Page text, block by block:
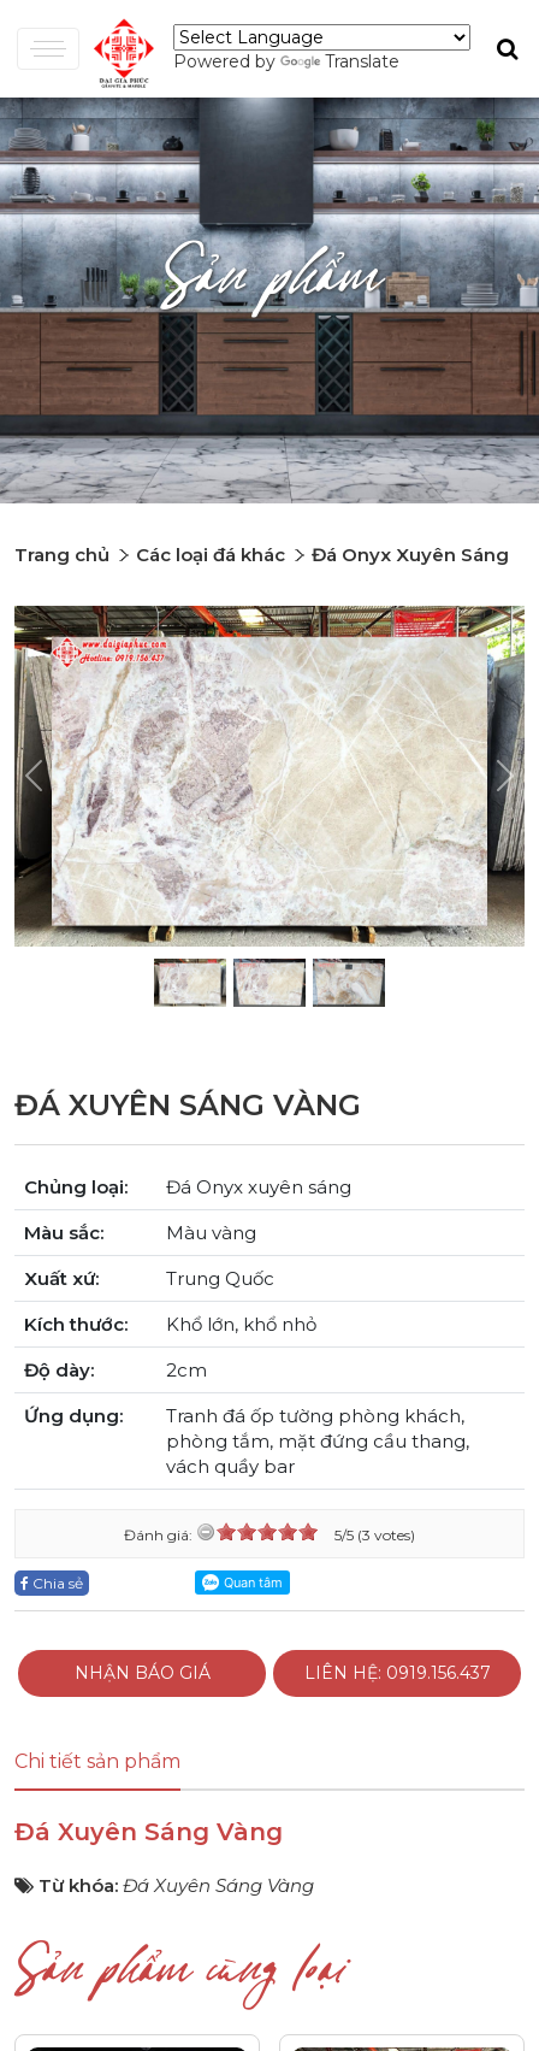
Powered by Translate
Sản phẩm
Trang chủ Các loại đá khác Đá Onyx Xuyên Sáng
Previous
ĐÁ XUYÊN SÁNG VÀNG
Chủng loại:
Đá Onyx xuyên sáng
Màu sắc:
Màu vàng
Xuất xứ:
Trung Quốc
Kích thước:
Khổ lớn, khổ nhỏ
Độ dày:
2cm
Ứng dụng:
Tranh đá ốp tường phòng khách,
phòng tắm, mặt đứng cầu thang,
vách quầy bar
Đánh giá: 5/5 (3 votes)
Chia sẻ
NHẬN BÁO GIÁ LIÊN HỆ: 0919.156.437
Chi tiết sản phẩm
Đá Xuyên Sáng Vàng
Từ khóa: Đá Xuyên Sáng Vàng
Sản phẩm cùng loại